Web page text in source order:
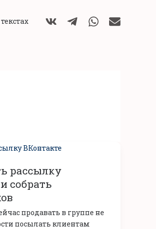
рассылку
собрать
продавать в группе не
посылать клиентам